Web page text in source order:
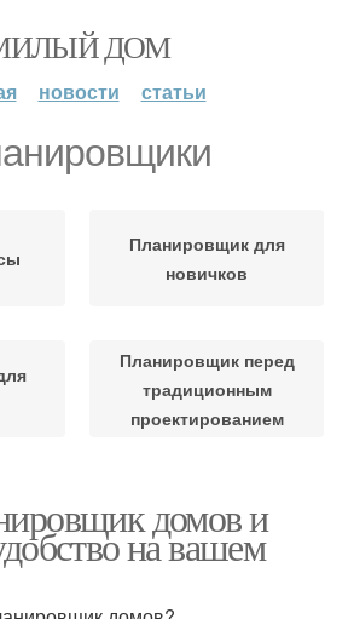
ДОМ
новости статьи
Планировщик для
новичков
Планировщик перед
традиционным
проектированием
домов и
на вашем